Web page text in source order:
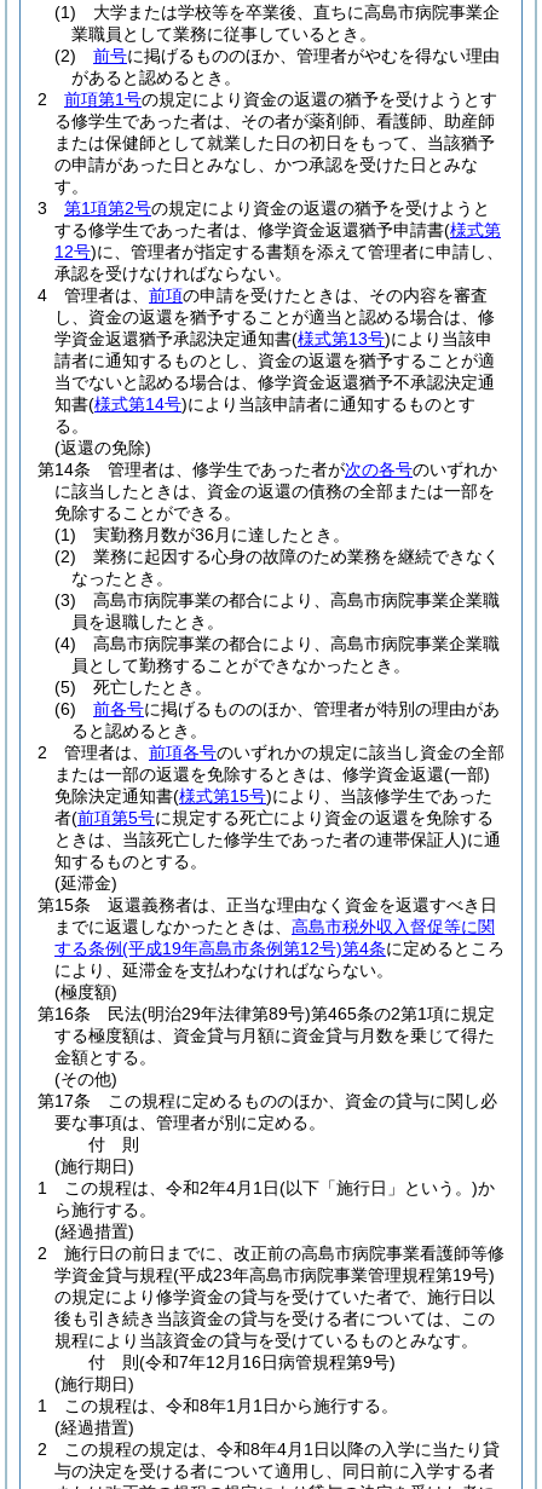
(1)
大学または学校等を卒業後、直ちに高島市病院事業企
業職員として業務に従事しているとき。
(2)
前号に掲げるもののほか、管理者がやむを得ない理由
があると認めるとき。
2
前項第1号の規定により資金の返還の猶予を受けようとす
る修学生であった者は、その者が薬剤師、看護師、助産師
または保健師として就業した日の初日をもって、当該猶予
の申請があった日とみなし、かつ承認を受けた日とみな
す。
3
第1項第2号の規定により資金の返還の猶予を受けようと
する修学生であった者は、修学資金返還猶予申請書(様式第
12号)に、管理者が指定する書類を添えて管理者に申請し、
承認を受けなければならない。
4
管理者は、 前項の申請を受けたときは、その内容を審査
し、資金の返還を猶予することが適当と認める場合は、修
学資金返還猶予承認決定通知書(様式第13号)により当該申
請者に通知するものとし、資金の返還を猶予することが適
当でないと認める場合は、修学資金返還猶予不承認決定通
知書(様式第14号)により当該申請者に通知するものとす
る。
(返還の免除)
第14条
管理者は、修学生であった者が次の各号のいずれか
に該当したときは、資金の返還の債務の全部または一部を
免除することができる。
(1)
実勤務月数が36月に達したとき。
(2)
業務に起因する心身の故障のため業務を継続できなく
なったとき。
(3)
高島市病院事業の都合により、高島市病院事業企業職
員を退職したとき。
(4)
高島市病院事業の都合により、高島市病院事業企業職
員として勤務することができなかったとき。
(5)
死亡したとき。
(6)
前各号に掲げるもののほか、管理者が特別の理由があ
ると認めるとき。
2
管理者は、 前項各号のいずれかの規定に該当し資金の全部
または一部の返還を免除するときは、修学資金返還(一部)
免除決定通知書(様式第15号)により、当該修学生であった
者(前項第5号に規定する死亡により資金の返還を免除する
ときは、当該死亡した修学生であった者の連帯保証人)に通
知するものとする。
(延滞金)
第15条
返還義務者は、正当な理由なく資金を返還すべき日
までに返還しなかったときは、 高島市税外収入督促等に関
する条例(平成19年高島市条例第12号)第4条に定めるところ
により、延滞金を支払わなければならない。
(極度額)
第16条
民法(明治29年法律第89号)第465条の2第1項に規定
する極度額は、資金貸与月額に資金貸与月数を乗じて得た
金額とする。
(その他)
第17条
この規程に定めるもののほか、資金の貸与に関し必
要な事項は、管理者が別に定める。
付 則
(施行期日)
1
この規程は、令和2年4月1日(以下「施行日」という。)か
ら施行する。
(経過措置)
2
施行日の前日までに、改正前の高島市病院事業看護師等修
学資金貸与規程(平成23年高島市病院事業管理規程第19号)
の規定により修学資金の貸与を受けていた者で、施行日以
後も引き続き当該資金の貸与を受ける者については、この
規程により当該資金の貸与を受けているものとみなす。
付 則(令和7年12月16日病管規程第9号)
(施行期日)
1
この規程は、令和8年1月1日から施行する。
(経過措置)
2
この規程の規定は、令和8年4月1日以降の入学に当たり貸
与の決定を受ける者について適用し、同日前に入学する者